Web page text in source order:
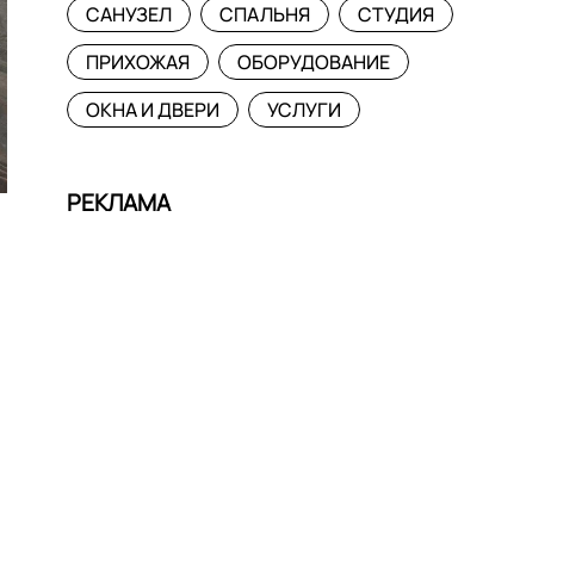
САНУЗЕЛ
СПАЛЬНЯ
СТУДИЯ
ПРИХОЖАЯ
ОБОРУДОВАНИЕ
ОКНА И ДВЕРИ
УСЛУГИ
РЕКЛАМА